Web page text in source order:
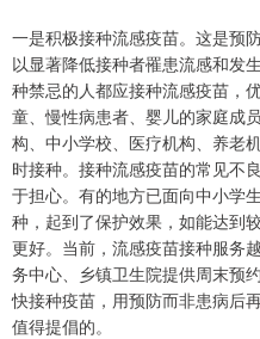
一是积极接种流感疫苗。这是预
以显著降低接种者罹患流感和发
种禁忌的人都应接种流感疫苗，
童、慢性病患者、婴儿的家庭成
构、中小学校、医疗机构、养老
时接种。接种流感疫苗的常见不
于担心。有的地方已面向中小学
种，起到了保护效果，如能达到
更好。当前，流感疫苗接种服务
务中心、乡镇卫生院提供周末预
快接种疫苗，用预防而非患病后
值得提倡的。